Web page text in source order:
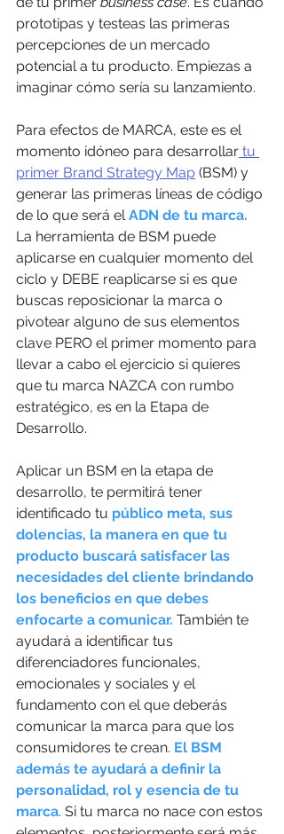
prototipas y testeas las primeras
percepciones de un mercado
potencial a tu producto. Empiezas a
imaginar cómo sería su lanzamiento.
Para efectos de MARCA, este es el
momento idóneo para desarrollar tu
primer Brand Strategy Map (BSM) y
generar las primeras líneas de código
de lo que será el ADN de tu marca.
La herramienta de BSM puede
aplicarse en cualquier momento del
ciclo y DEBE reaplicarse si es que
buscas reposicionar la marca o
pivotear alguno de sus elementos
clave PERO el primer momento para
llevar a cabo el ejercicio si quieres
que tu marca NAZCA con rumbo
estratégico, es en la Etapa de
Desarrollo.
Aplicar un BSM en la etapa de
desarrollo, te permitirá tener
identificado tu público meta, sus
dolencias, la manera en que tu
producto buscará satisfacer las
necesidades del cliente brindando
los beneficios en que debes
enfocarte a comunicar. También te
ayudará a identificar tus
diferenciadores funcionales,
emocionales y sociales y el
fundamento con el que deberás
comunicar la marca para que los
consumidores te crean. El BSM
además te ayudará a definir la
personalidad, rol y esencia de tu
marca. Si tu marca no nace con estos